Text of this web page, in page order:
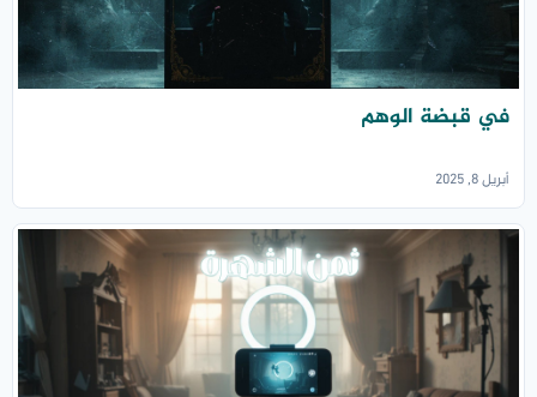
في قبضة الوهم
أبريل 8, 2025